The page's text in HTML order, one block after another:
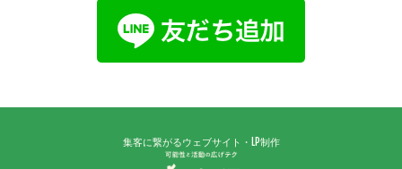
集客に繋がるウェブサイト・LP制作